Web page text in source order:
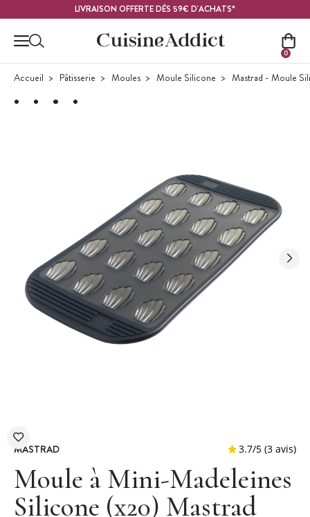
LIVRAISON OFFERTE DÈS 59€ D'ACHATS*
0
Accueil Pâtisserie Moules Moule Silicone Mastrad - Moule
MASTRAD
Moule à Mini-Madeleines
Silicone (x20) Mastrad